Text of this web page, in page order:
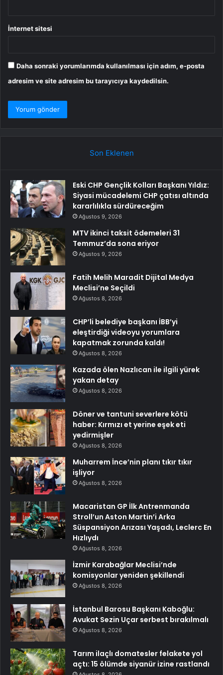
İnternet sitesi
Daha sonraki yorumlarımda kullanılması için adım, e-posta
adresim ve site adresim bu tarayıcıya kaydedilsin.
Son Eklenen
Eski CHP Gençlik Kolları Başkanı Yıldız:
Siyasi mücadelemi CHP çatısı altında
kararlılıkla sürdüreceğim
Ağustos 9, 2026
MTV ikinci taksit ödemeleri 31
Temmuz’da sona eriyor
Ağustos 9, 2026
Fatih Melih Maradit Dijital Medya
Meclisi’ne Seçildi
Ağustos 8, 2026
CHP’li belediye başkanı İBB’yi
eleştirdiği videoyu yorumlara
kapatmak zorunda kaldı!
Ağustos 8, 2026
Kazada ölen Nazlıcan ile ilgili yürek
yakan detay
Ağustos 8, 2026
Döner ve tantuni severlere kötü
haber: Kırmızı et yerine eşek eti
yedirmişler
Ağustos 8, 2026
Muharrem İnce’nin planı tıkır tıkır
işliyor
Ağustos 8, 2026
Macaristan GP İlk Antrenmanda
Stroll’un Aston Martin’i Arka
Süspansiyon Arızası Yaşadı, Leclerc En
Hızlıydı
Ağustos 8, 2026
İzmir Karabağlar Meclisi’nde
komisyonlar yeniden şekillendi
Ağustos 8, 2026
İstanbul Barosu Başkanı Kaboğlu:
Avukat Sezin Uçar serbest bırakılmalı
Ağustos 8, 2026
Tarım ilaçlı domatesler felakete yol
açtı: 15 ölümde siyanür izine rastlandı